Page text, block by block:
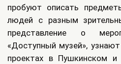
пробуют описать
людей с разным
представление о
«Доступный музей»,
проектах в Пушкинском и